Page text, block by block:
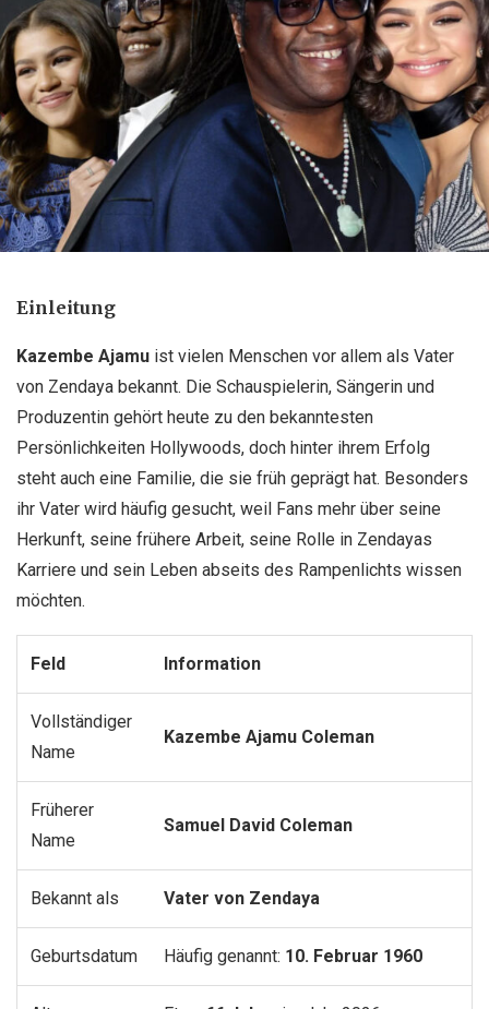
Einleitung
Kazembe Ajamu ist vielen Menschen vor allem als Vater
von Zendaya bekannt. Die Schauspielerin, Sängerin und
Produzentin gehört heute zu den bekanntesten
Persönlichkeiten Hollywoods, doch hinter ihrem Erfolg
steht auch eine Familie, die sie früh geprägt hat. Besonders
ihr Vater wird häufig gesucht, weil Fans mehr über seine
Herkunft, seine frühere Arbeit, seine Rolle in Zendayas
Karriere und sein Leben abseits des Rampenlichts wissen
möchten.
Feld Information
Vollständiger
Name
Kazembe Ajamu Coleman
Früherer
Name
Samuel David Coleman
Bekannt als Vater von Zendaya
Geburtsdatum Häufig genannt: 10. Februar 1960